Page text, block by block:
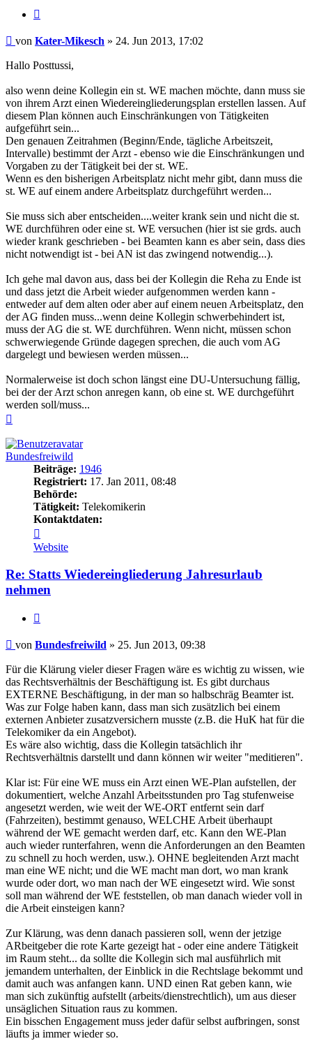
Beitrag
von Kater-Mikesch » 24. Jun 2013, 17:02
Hallo Posttussi,
also wenn deine Kollegin ein st. WE machen möchte, dann muss sie
von ihrem Arzt einen Wiedereingliederungsplan erstellen lassen. Auf
diesem Plan können auch Einschränkungen von Tätigkeiten
aufgeführt sein...
Den genauen Zeitrahmen (Beginn/Ende, tägliche Arbeitszeit,
Intervalle) bestimmt der Arzt - ebenso wie die Einschränkungen und
Vorgaben zu der Tätigkeit bei der st. WE.
Wenn es den bisherigen Arbeitsplatz nicht mehr gibt, dann muss die
st. WE auf einem andere Arbeitsplatz durchgeführt werden...
Sie muss sich aber entscheiden....weiter krank sein und nicht die st.
WE durchführen oder eine st. WE versuchen (hier ist sie grds. auch
wieder krank geschrieben - bei Beamten kann es aber sein, dass dies
nicht notwendigt ist - bei AN ist das zwingend notwendig...).
Ich gehe mal davon aus, dass bei der Kollegin die Reha zu Ende ist
und dass jetzt die Arbeit wieder aufgenommen werden kann -
entweder auf dem alten oder aber auf einem neuen Arbeitsplatz, den
der AG finden muss...wenn deine Kollegin schwerbehindert ist,
muss der AG die st. WE durchführen. Wenn nicht, müssen schon
schwerwiegende Gründe dagegen sprechen, die auch vom AG
dargelegt und bewiesen werden müssen...
Normalerweise ist doch schon längst eine DU-Untersuchung fällig,
bei der der Arzt schon anregen kann, ob eine st. WE durchgeführt
werden soll/muss...
Bundesfreiwild
Beiträge: 1946
Registriert: 17. Jan 2011, 08:48
Behörde:
Tätigkeit: Telekomikerin
Kontaktdaten:
von
Bundesfreiwild
Website
Re: Statts Wiedereingliederung Jahresurlaub
nehmen
Beitrag
von Bundesfreiwild » 25. Jun 2013, 09:38
Für die Klärung vieler dieser Fragen wäre es wichtig zu wissen, wie
das Rechtsverhältnis der Beschäftigung ist. Es gibt durchaus
EXTERNE Beschäftigung, in der man so halbschräg Beamter ist.
Was zur Folge haben kann, dass man sich zusätzlich bei einem
externen Anbieter zusatzversichern musste (z.B. die HuK hat für die
Telekomiker da ein Angebot).
Es wäre also wichtig, dass die Kollegin tatsächlich ihr
Rechtsverhältnis darstellt und dann können wir weiter "meditieren".
Klar ist: Für eine WE muss ein Arzt einen WE-Plan aufstellen, der
dokumentiert, welche Anzahl Arbeitsstunden pro Tag stufenweise
angesetzt werden, wie weit der WE-ORT entfernt sein darf
(Fahrzeiten), bestimmt genauso, WELCHE Arbeit überhaupt
während der WE gemacht werden darf, etc. Kann den WE-Plan
auch wieder runterfahren, wenn die Anforderungen an den Beamten
zu schnell zu hoch werden, usw.). OHNE begleitenden Arzt macht
man eine WE nicht; und die WE macht man dort, wo man krank
wurde oder dort, wo man nach der WE eingesetzt wird. Wie sonst
soll man während der WE feststellen, ob man danach wieder voll in
die Arbeit einsteigen kann?
Zur Klärung, was denn danach passieren soll, wenn der jetzige
ARbeitgeber die rote Karte gezeigt hat - oder eine andere Tätigkeit
im Raum steht... da sollte die Kollegin sich mal ausführlich mit
jemandem unterhalten, der Einblick in die Rechtslage bekommt und
damit auch was anfangen kann. UND einen Rat geben kann, wie
man sich zukünftig aufstellt (arbeits/dienstrechtlich), um aus dieser
unsäglichen Situation raus zu kommen.
Ein bisschen Engagement muss jeder dafür selbst aufbringen, sonst
läufts ja immer wieder so.